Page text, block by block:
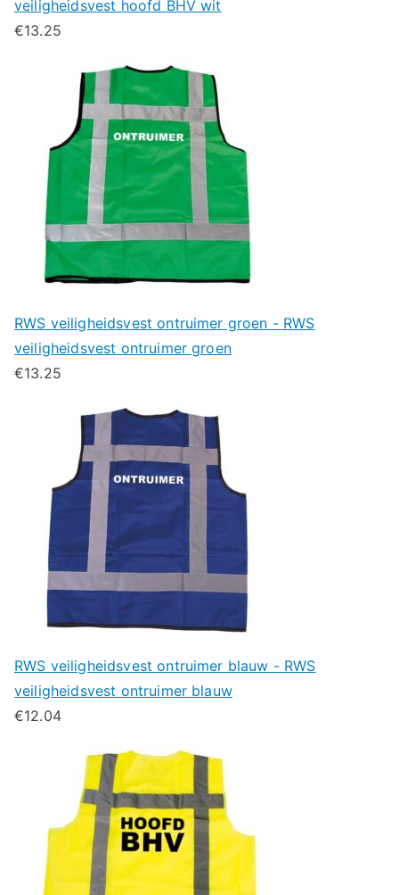
veiligheidsvest hoofd BHV wit
€13.25
RWS veiligheidsvest ontruimer groen - RWS
veiligheidsvest ontruimer groen
€13.25
RWS veiligheidsvest ontruimer blauw - RWS
veiligheidsvest ontruimer blauw
€12.04